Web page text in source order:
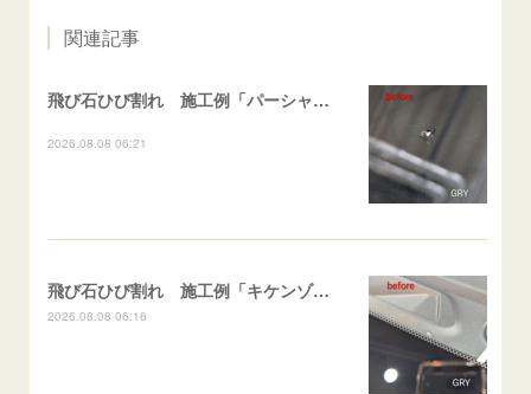
関連記事
飛び石ひび割れ 施工例「パーシャル系・衝撃点範囲ハマカケ」エスティマ
2026.08.08 06:21
飛び石ひび割れ 施工例「キケンゾーン範囲・ストレートブレイク」フェアレディＺ
2026.08.08 06:16